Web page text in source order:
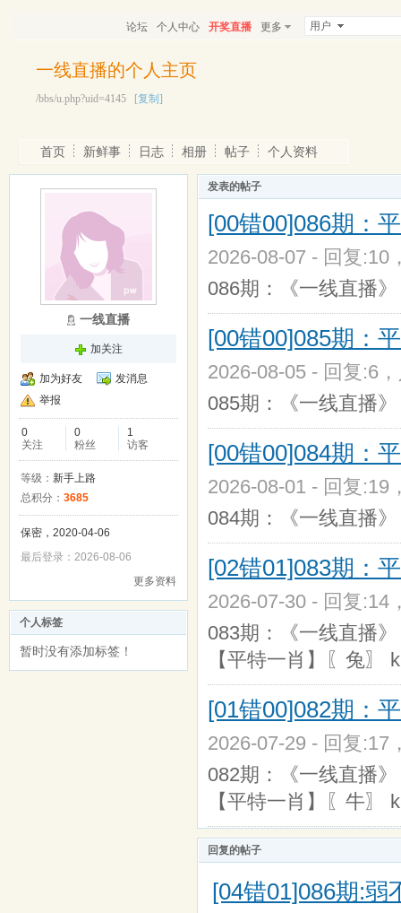
论坛 个人中心 开奖直播 更多 用户
一线直播的个人主页
/bbs/u.php?uid=4145 [复制]
首页 新鲜事 日志 相册 帖子 个人资料
一线直播
加关注
加为好友
发消息
举报
0
关注
0
粉丝
1
访客
等级： 新手上路
总积分： 3685
保密，2020-04-06
最后登录：2026-08-06
更多资料
个人标签
暂时没有添加标签！
发表的帖子
[00错00]086期：
2026-08-07 - 回复:10
086期：《一线直播
[00错00]085期：
2026-08-05 - 回复:6
085期：《一线直播
[00错00]084期：
2026-08-01 - 回复:19
084期：《一线直播
[02错01]083期：
2026-07-30 - 回复:14
083期：《一线直播
【平特一肖】〖兔〗
[01错00]082期：
2026-07-29 - 回复:17
082期：《一线直播
【平特一肖】〖牛〗
回复的帖子
[04错01]086期: